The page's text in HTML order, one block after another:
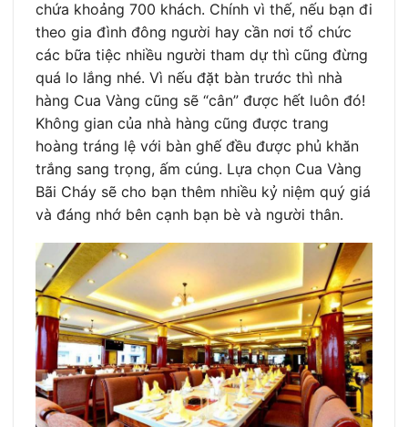
chứa khoảng 700 khách. Chính vì thế, nếu bạn đi
theo gia đình đông người hay cần nơi tổ chức
các bữa tiệc nhiều người tham dự thì cũng đừng
quá lo lắng nhé. Vì nếu đặt bàn trước thì nhà
hàng Cua Vàng cũng sẽ “cân” được hết luôn đó!
Không gian của nhà hàng cũng được trang
hoàng tráng lệ với bàn ghế đều được phủ khăn
trắng sang trọng, ấm cúng. Lựa chọn Cua Vàng
Bãi Cháy sẽ cho bạn thêm nhiều kỷ niệm quý giá
và đáng nhớ bên cạnh bạn bè và người thân.